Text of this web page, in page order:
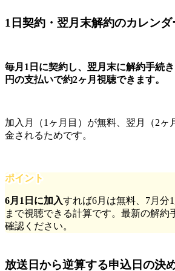
1日契約・翌月末解約のカレンダ
毎月1日に契約し、翌月末に解約手続
円の支払いで約2ヶ月視聴できます。
加入月（1ヶ月目）が無料、翌月（2ヶ
金されるためです。
ポイント
6月1日に加入すれば6月は無料、7月分
まで視聴できる計算です。最新の解約
確認ください。
放送日から逆算する申込日の決